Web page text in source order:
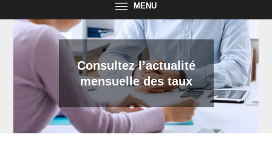
MENU
Consultez l’actualité
mensuelle des taux